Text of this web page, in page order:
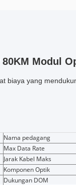
80KM Modul
biaya yang
Nama pedagang
Max Data Rate
Jarak Kabel Maks
Komponen Optik
Dukungan DOM